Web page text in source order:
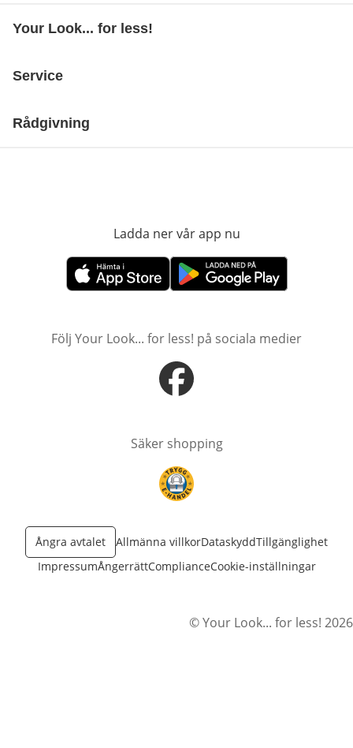
Your Look... for less!
Service
Rådgivning
Ladda ner vår app nu
öppnas i nytt fönsteröppnas i nytt fönster
Följ Your Look... for less! på sociala medier
öppnas i nytt fönster
Säker shopping
öppnas i nytt fönster
Ångra avtalet Allmänna villkorDataskyddTillgänglighet
ImpressumÅngerrättComplianceCookie-inställningar
© Your Look... for less! 2026